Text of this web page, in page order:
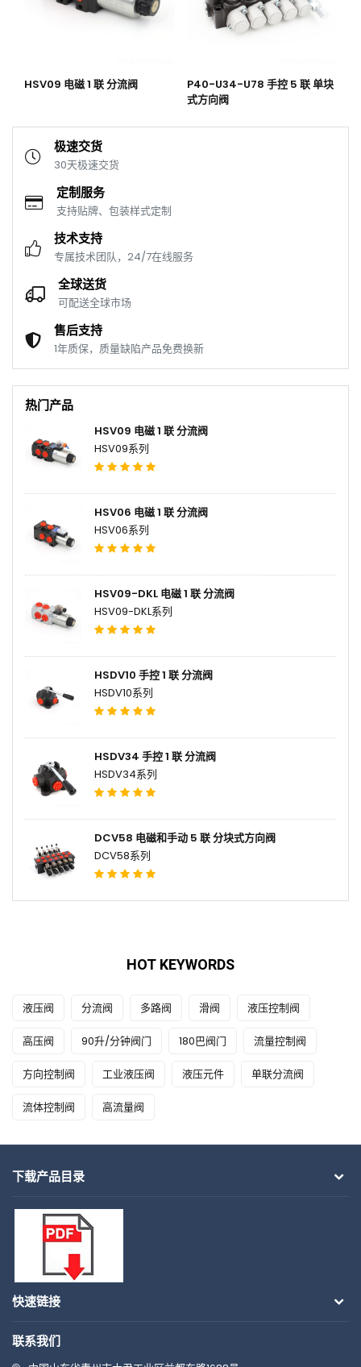
HSV09 电磁 1 联 分流阀
P40-U34-U78 手控 5 联 单块
式方向阀
极速交货
30天极速交货
定制服务
支持贴牌、包装样式定制
技术支持
专属技术团队，24/7在线服务
全球送货
可配送全球市场
售后支持
1年质保，质量缺陷产品免费换新
热门产品
HSV09 电磁 1 联 分流阀
HSV09系列
HSV06 电磁 1 联 分流阀
HSV06系列
HSV09-DKL 电磁 1 联 分流阀
HSV09-DKL系列
HSDV10 手控 1 联 分流阀
HSDV10系列
HSDV34 手控 1 联 分流阀
HSDV34系列
DCV58 电磁和手动 5 联 分块式方向阀
DCV58系列
HOT KEYWORDS
液压阀 分流阀 多路阀 滑阀 液压控制阀
高压阀 90升/分钟阀门 180巴阀门 流量控制阀
方向控制阀 工业液压阀 液压元件 单联分流阀
流体控制阀 高流量阀
下载产品目录
快速链接
联系我们